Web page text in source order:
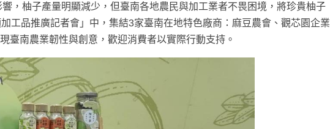
，柚子產量明顯減少，但臺南各地農民與加工業者不畏困境，將珍貴柚子
工品推廣記者會」中，集結3家臺南在地特色廠商：麻豆農會、觀芯園企業
臺南農業韌性與創意，歡迎消費者以實際行動支持。